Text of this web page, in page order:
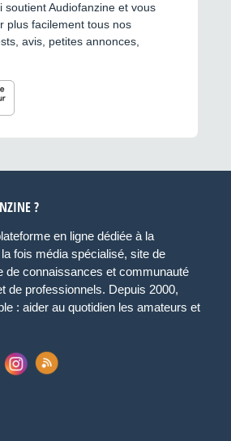
soutient Audiofanzine et vous
plus facilement tous nos
avis, petites annonces,
?
en ligne dédiée à la
la fois média spécialisé, site de
de connaissances et communauté
de professionnels. Depuis 2000,
: aider au quotidien les amateurs et